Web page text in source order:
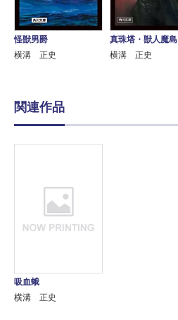
怪獣男爵
横溝 正史
真珠塔・獣人魔島
横溝 正史
関連作品
吸血蛾
横溝 正史